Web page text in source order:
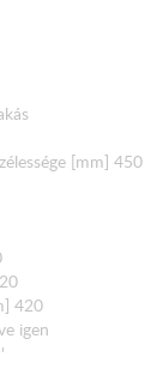
[mm] 450
420
igen